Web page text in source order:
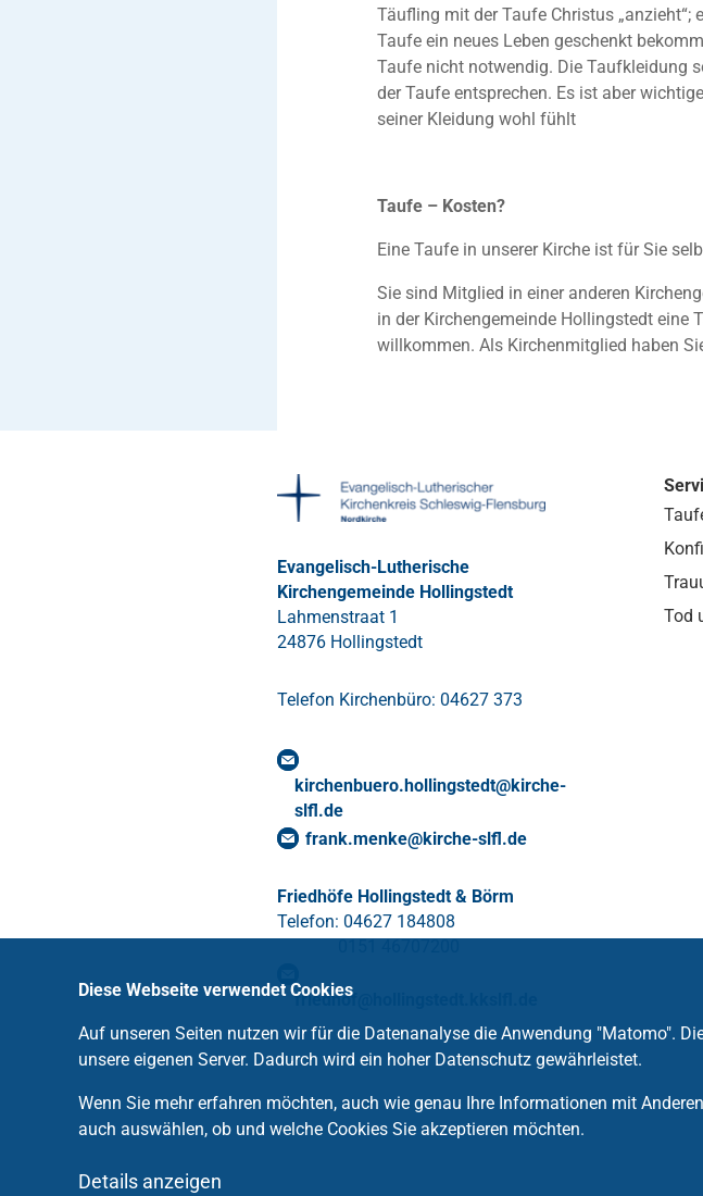
Täufling mit der Taufe Christus „anzieht“;
Taufe ein neues Leben geschenkt
Taufe nicht notwendig. Die Taufkleidung
der Taufe entsprechen. Es ist aber
seiner Kleidung wohl fühlt
Taufe – Kosten?
Eine Taufe in unserer Kirche ist für Sie
Sie sind Mitglied in einer anderen
in der Kirchengemeinde Hollingstedt eine
willkommen. Als Kirchenmitglied haben
Evangelisch-Lutherische
Kirchengemeinde Hollingstedt
Lahmenstraat 1
24876 Hollingstedt
Telefon Kirchenbüro: 04627 373
kirchenbuero.hollingstedt@kirche-
slfl.de
frank.menke@kirche-slfl.de
Friedhöfe Hollingstedt & Börm
Telefon: 04627 184808
friedhof
Tod
Diese Webseite verwendet Cookies
Auf unseren Seiten nutzen wir für die Datenanalyse die Anwendung "Matomo".
unsere eigenen Server. Dadurch wird ein hoher Datenschutz gewährleistet.
Wenn Sie mehr erfahren möchten, auch wie genau Ihre Informationen mit
auch auswählen, ob und welche Cookies Sie akzeptieren möchten.
Details anzeigen